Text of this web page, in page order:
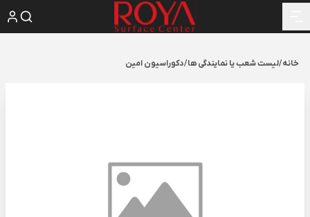
خانه/لیست شعب یا نمایندگی ها/دکوراسیون امین